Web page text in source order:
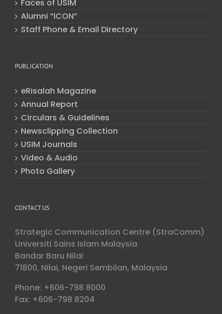
Faces of USIM
Alumni “ICON”
Staff Phone & Email Directory
PUBLICATION
eRisalah Magazine
Annual Report
Circulars & Guidelines
Newsclipping Collection
USIM Journals
Video & Audio
Photo Gallery
CONTACT US
Strategic Communication Centre (StraComm)
Universiti Sains Islam Malaysia
Bandar Baru Nilai
71800, Nilai, Negeri Sembilan, Malaysia
Phone: +606-798 8000
Fax: +606-798 8204